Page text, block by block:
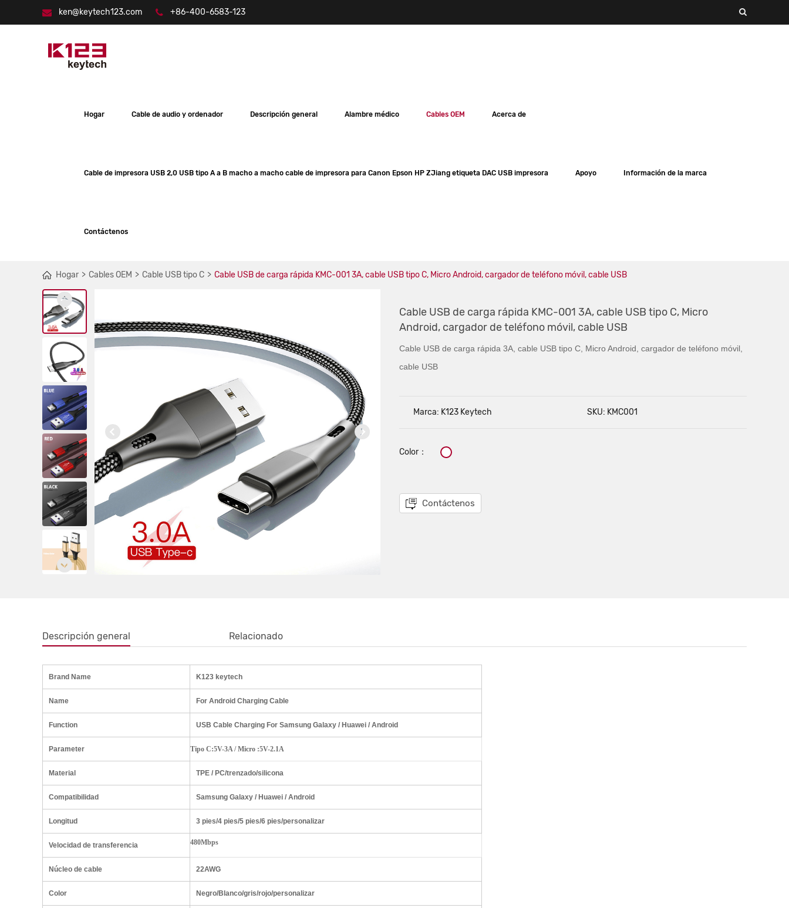
ken@keytech123.com +86-400-6583-123
Hogar Cable de audio y ordenador Descripción general Alambre médico Cables OEM Acerca de
Cable de impresora USB 2,0 USB tipo A a B macho a macho cable de impresora para Canon Epson HP ZJiang etiqueta DAC USB impresora Apoyo Información de la marca
Contáctenos
Hogar Cables OEM Cable USB tipo C Cable USB de carga rápida KMC-001 3A, cable USB tipo C, Micro Android, cargador de teléfono móvil, cable USB
Cable USB de carga rápida KMC-001 3A, cable USB tipo C, Micro
Android, cargador de teléfono móvil, cable USB
Cable USB de carga rápida 3A, cable USB tipo C, Micro Android, cargador de teléfono móvil,
cable USB
Marca: K123 Keytech SKU: KMC001
Color：
Contáctenos
Descripción general Relacionado
Brand Name K123 keytech
Name For Android Charging Cable
Function USB Cable Charging For Samsung Galaxy / Huawei / Android
Parameter Tipo C:5V-3A / Micro :5V-2.1A
Material TPE / PC/trenzado/silicona
Compatibilidad Samsung Galaxy / Huawei / Android
Longitud 3 pies/4 pies/5 pies/6 pies/personalizar
Velocidad de transferencia 480Mbps
Núcleo de cable 22AWG
Color Negro/Blanco/gris/rojo/personalizar